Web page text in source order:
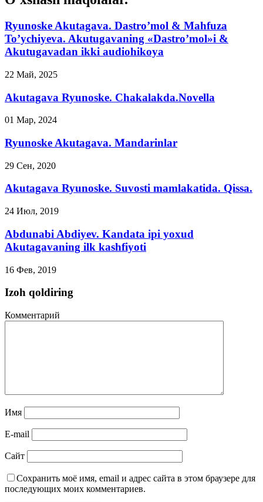
Ryunoske Akutagava. Dastro’mol & Mahfuza
To’ychiyeva. Akutugavaning «Dastro’mol»i &
Akutugavadan ikki audiohikoya
22 Май, 2025
Akutagava Ryunoske. Chakalakda.Novella
01 Мар, 2024
Ryunoske Akutagava. Mandarinlar
29 Сен, 2020
Akutagava Ryunoske. Suvosti mamlakatida. Qissa.
24 Июл, 2019
Abdunabi Abdiyev. Kandata ipi yoxud
Akutagavaning ilk kashfiyoti
16 Фев, 2019
Izoh qoldiring
Комментарий
Имя
E-mail
Сайт
Сохранить моё имя, email и адрес сайта в этом браузере для
последующих моих комментариев.